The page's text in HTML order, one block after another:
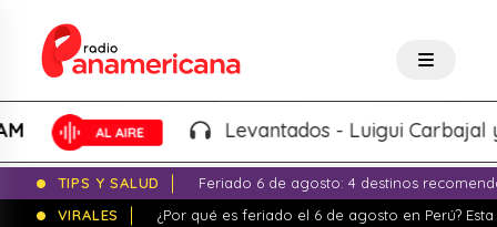
Levantados - Luigui Carbajal y
TIPS Y SALUD
Feriado 6 de agosto: 4 destinos
VIRALES
¿Por qué es feriado el 6 de agosto en Perú?